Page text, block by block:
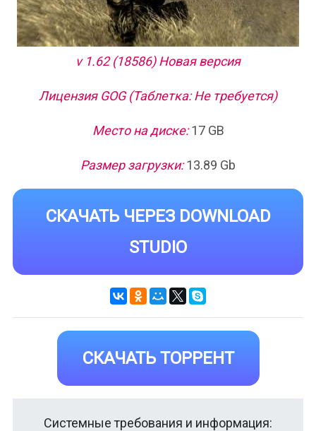
v 1.62 (18586) Новая версия
Лицензия GOG (Таблетка: Не требуется)
Место на диске:17 GB
Размер загрузки:13.89 Gb
СКАЧАТЬ ЧЕРЕЗ DOWNLOAD
STUDIO
СКАЧАТЬ ТОРРЕНТ
Системные требования и информация: